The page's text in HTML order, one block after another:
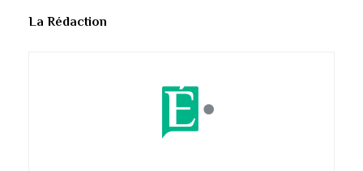
La Rédaction